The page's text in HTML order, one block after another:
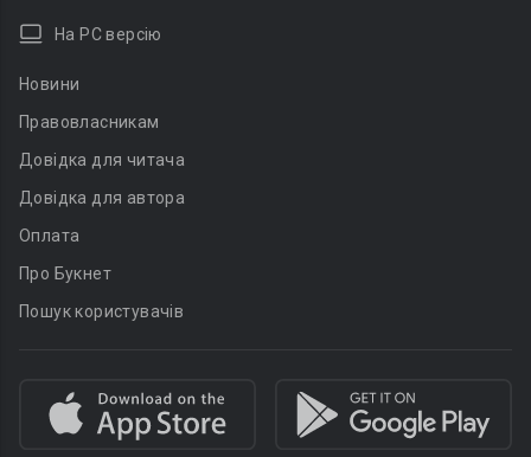
На PC версію
Новини
Правовласникам
Довідка для читача
Довідка для автора
Оплата
Про Букнет
Пошук користувачів